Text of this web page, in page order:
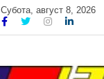
Субота, август 8, 2026